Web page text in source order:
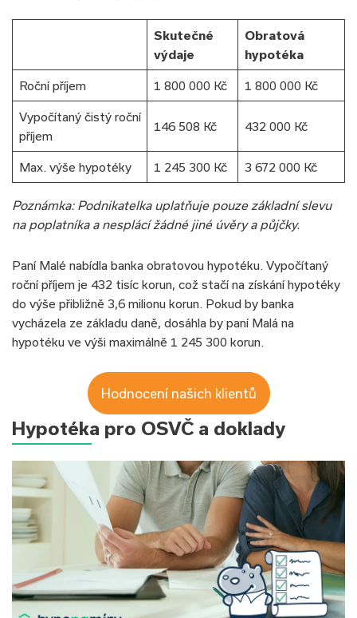
Skutečné
výdaje
Obratová
hypotéka
Roční příjem 1 800 000 Kč 1 800 000 Kč
Vypočítaný čistý roční
příjem
146 508 Kč 432 000 Kč
Max. výše hypotéky 1 245 300 Kč 3 672 000 Kč
Poznámka: Podnikatelka uplatňuje pouze základní slevu
na poplatníka a nesplácí žádné jiné úvěry a půjčky.
Paní Malé nabídla banka obratovou hypotéku. Vypočítaný
roční příjem je 432 tisíc korun, což stačí na získání hypotéky
do výše přibližně 3,6 milionu korun. Pokud by banka
vycházela ze základu daně, dosáhla by paní Malá na
hypotéku ve výši maximálně 1 245 300 korun.
Hodnocení našich klientů
Hypotéka pro OSVČ a doklady